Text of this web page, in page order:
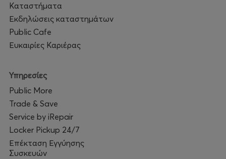
Καταστήματα
Εκδηλώσεις καταστημάτων
Public Cafe
Ευκαιρίες Καριέρας
Υπηρεσίες
Public More
Trade & Save
Service by iRepair
Locker Pickup 24/7
Επέκταση Εγγύησης
Συσκευών